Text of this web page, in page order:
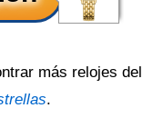
más relojes del
.